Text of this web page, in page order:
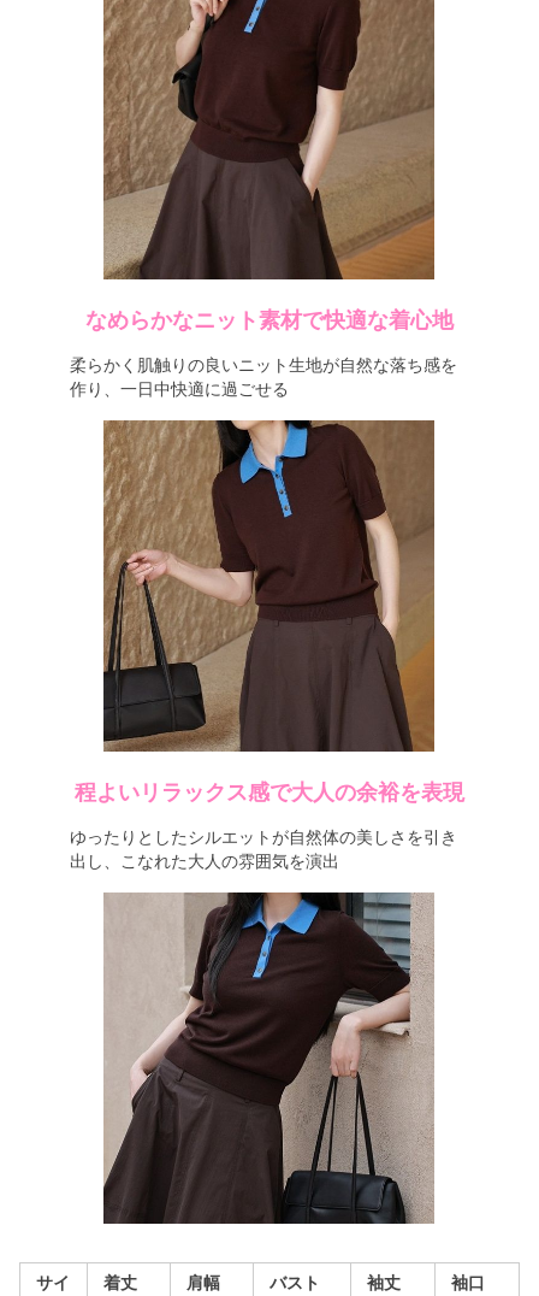
なめらかなニット素材で快適な着心地
柔らかく肌触りの良いニット生地が自然な落ち感を
作り、一日中快適に過ごせる
程よいリラックス感で大人の余裕を表現
ゆったりとしたシルエットが自然体の美しさを引き
出し、こなれた大人の雰囲気を演出
サイ 着丈 肩幅 バスト 袖丈 袖口